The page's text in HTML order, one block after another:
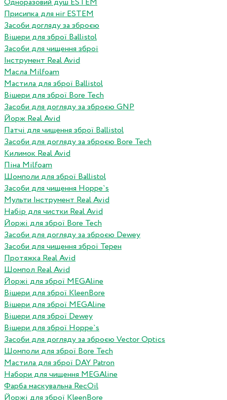
Одноразовий душ ESTEM
Присипка для ніг ESTEM
Засоби догляду за зброєю
Вішери для зброї Ballistol
Засоби для чищення зброї
Інструмент Real Avid
Масла Milfoam
Мастила для зброї Ballistol
Вішери для зброї Bore Tech
Засоби для догляду за зброєю GNP
Йорж Real Avid
Патчі для чищення зброї Ballistol
Засоби для догляду за зброєю Bore Tech
Килимок Real Avid
Піна Milfoam
Шомполи для зброї Ballistol
Засоби для чищення Hoppe`s
Мульти Інструмент Real Avid
Набір для чистки Real Avid
Йоржі для зброї Bore Tech
Засоби для догляду за зброєю Dewey
Засоби для чищення зброї Терен
Протяжка Real Avid
Шомпол Real Avid
Йоржі для зброї MEGAline
Вішери для зброї KleenBore
Вішери для зброї MEGAline
Вішери для зброї Dewey
Вішери для зброї Hoppe`s
Засоби для догляду за зброєю Vector Optics
Шомполи для зброї Bore Tech
Мастила для зброї DAY Patron
Набори для чищення MEGAline
Фарба маскувальна RecOil